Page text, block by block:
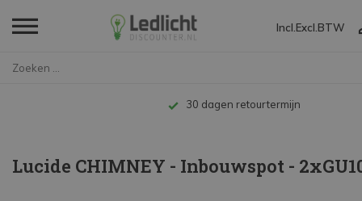
Incl. Excl. BTW
Tot 10 jaar
Lucide CHIMNEY - Inbouwspot -